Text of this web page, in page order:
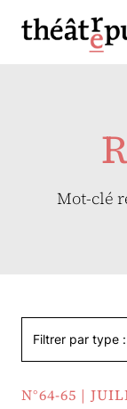
Mot-clé
Filtrer par type :
N°64-65 |